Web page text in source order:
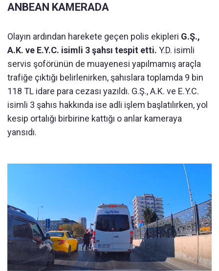
ANBEAN KAMERADA
Olayın ardından harekete geçen polis ekipleri G.Ş.,
A.K. ve E.Y.C. isimli 3 şahsı tespit etti. Y.D. isimli
servis şoförünün de muayenesi yapılmamış araçla
trafiğe çıktığı belirlenirken, şahıslara toplamda 9 bin
118 TL idare para cezası yazıldı. G.Ş., A.K. ve E.Y.C.
isimli 3 şahıs hakkında ise adli işlem başlatılırken, yol
kesip ortalığı birbirine kattığı o anlar kameraya
yansıdı.